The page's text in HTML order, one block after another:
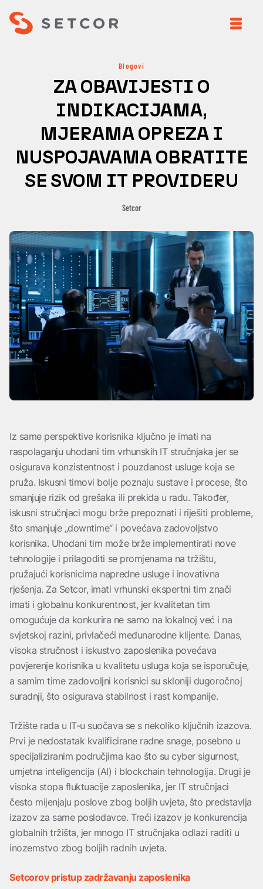
Blogovi
ZA OBAVIJESTI O
INDIKACIJAMA,
MJERAMA OPREZA I
NUSPOJAVAMA OBRATITE
SE SVOM IT PROVIDERU
Setcor
Iz same perspektive korisnika ključno je imati na
raspolaganju uhodani tim vrhunskih IT stručnjaka jer se
osigurava konzistentnost i pouzdanost usluge koja se
pruža. Iskusni timovi bolje poznaju sustave i procese, što
smanjuje rizik od grešaka ili prekida u radu. Također,
iskusni stručnjaci mogu brže prepoznati i riješiti probleme,
što smanjuje „downtime“ i povećava zadovoljstvo
korisnika. Uhodani tim može brže implementirati nove
tehnologije i prilagoditi se promjenama na tržištu,
pružajući korisnicima napredne usluge i inovativna
rješenja. Za Setcor, imati vrhunski ekspertni tim znači
imati i globalnu konkurentnost, jer kvalitetan tim
omogućuje da konkurira ne samo na lokalnoj već i na
svjetskoj razini, privlačeći međunarodne klijente. Danas,
visoka stručnost i iskustvo zaposlenika povećava
povjerenje korisnika u kvalitetu usluga koja se isporučuje,
a samim time zadovoljni korisnici su skloniji dugoročnoj
suradnji, što osigurava stabilnost i rast kompanije.
Tržište rada u IT-u suočava se s nekoliko ključnih izazova.
Prvi je nedostatak kvalificirane radne snage, posebno u
specijaliziranim područjima kao što su cyber sigurnost,
umjetna inteligencija (AI) i blockchain tehnologija. Drugi je
visoka stopa fluktuacije zaposlenika, jer IT stručnjaci
često mijenjaju poslove zbog boljih uvjeta, što predstavlja
izazov za same poslodavce. Treći izazov je konkurencija
globalnih tržišta, jer mnogo IT stručnjaka odlazi raditi u
inozemstvo zbog boljih radnih uvjeta.
Setcorov pristup zadržavanju zaposlenika